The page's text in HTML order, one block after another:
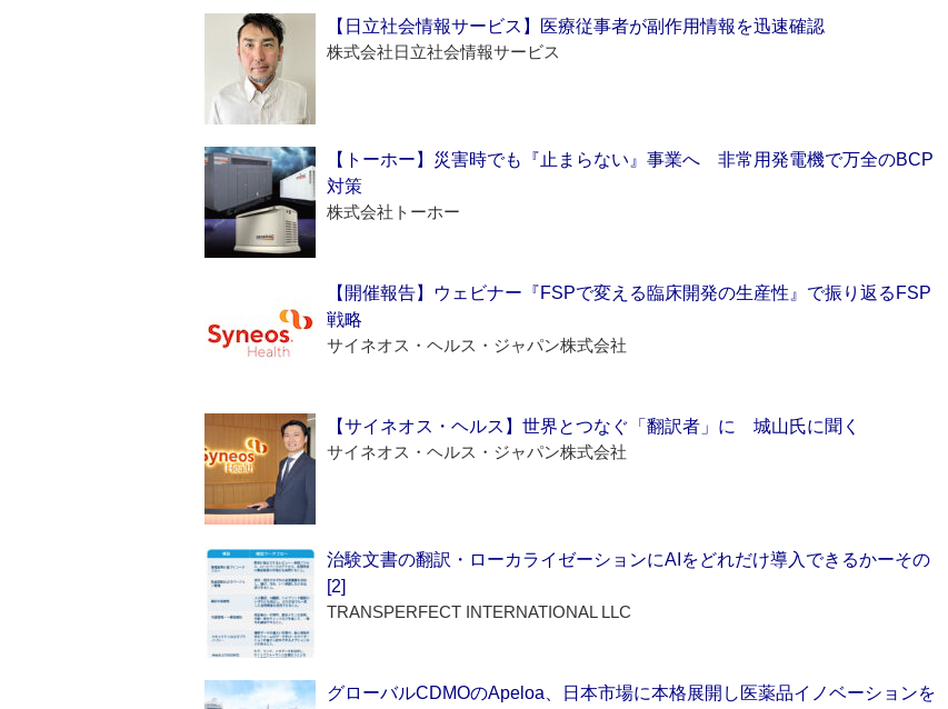
【日立社会情報サービス】医療従事者が副作用情報を迅速確認
株式会社日立社会情報サービス
【トーホー】災害時でも『止まらない』事業へ 非常用発電機で万全のBCP
対策
株式会社トーホー
【開催報告】ウェビナー『FSPで変える臨床開発の生産性』で振り返るFSP
戦略
サイネオス・ヘルス・ジャパン株式会社
【サイネオス・ヘルス】世界とつなぐ「翻訳者」に 城山氏に聞く
サイネオス・ヘルス・ジャパン株式会社
治験文書の翻訳・ローカライゼーションにAIをどれだけ導入できるかーその
[2]
TRANSPERFECT INTERNATIONAL LLC
グローバルCDMOのApeloa、日本市場に本格展開し医薬品イノベーションを